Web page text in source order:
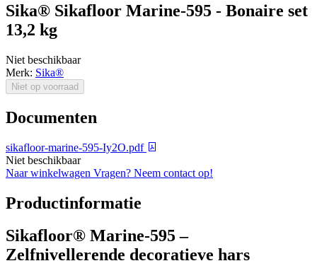
Sika® Sikafloor Marine-595 - Bonaire set
13,2 kg
Niet beschikbaar
Merk: Sika®
Niet op voorraad
Documenten
sikafloor-marine-595-Iy2O.pdf
Niet beschikbaar
Naar winkelwagen Vragen? Neem contact op!
Productinformatie
Sikafloor® Marine-595 –
Zelfnivellerende decoratieve hars